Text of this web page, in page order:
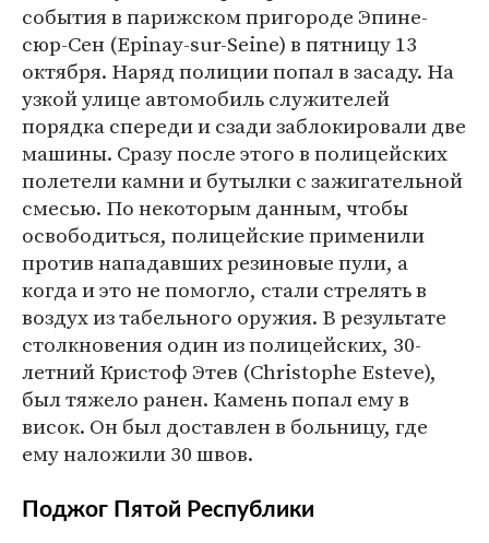
события в парижском пригороде Эпине-
сюр-Сен (Epinay-sur-Seine) в пятницу 13
октября. Наряд полиции попал в засаду. На
узкой улице автомобиль служителей
порядка спереди и сзади заблокировали две
машины. Сразу после этого в полицейских
полетели камни и бутылки с зажигательной
смесью. По некоторым данным, чтобы
освободиться, полицейские применили
против нападавших резиновые пули, а
когда и это не помогло, стали стрелять в
воздух из табельного оружия. В результате
столкновения один из полицейских, 30-
летний Кристоф Этев (Christophe Esteve),
был тяжело ранен. Камень попал ему в
висок. Он был доставлен в больницу, где
ему наложили 30 швов.
Поджог Пятой Республики